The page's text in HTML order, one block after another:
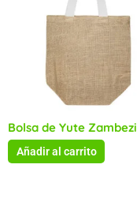
Bolsa de Yute Zambezi
Añadir al carrito